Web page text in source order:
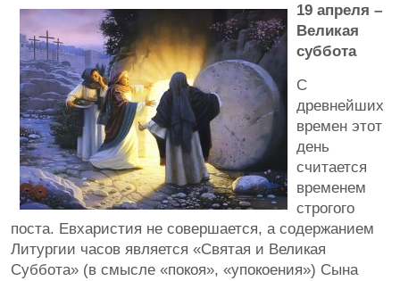
19 апреля –
Великая
суббота
С
древнейших
времен этот
день
считается
временем
строгого
поста. Евхаристия не совершается, а содержанием
Литургии часов является «Святая и Великая
Суббота» (в смысле «покоя», «упокоения») Сына